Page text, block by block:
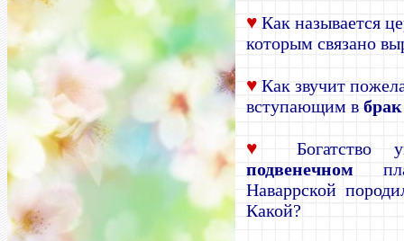
♥ Как называется
которым связано
♥ Как звучит
вступающим вбрак
♥
Богатство
подвенечном
Наваррской
Какой?